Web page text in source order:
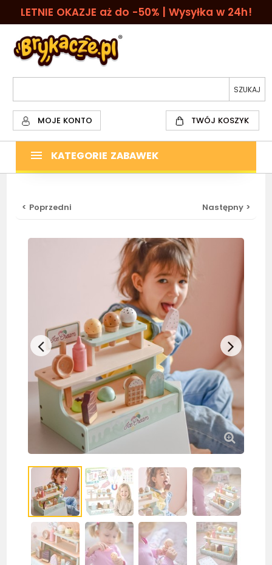
LETNIE OKAZJE aż do -50% | Wysyłka w 24h!
MOJE KONTO TWÓJ KOSZYK
KATEGORIE ZABAWEK
< Poprzedni Następny >